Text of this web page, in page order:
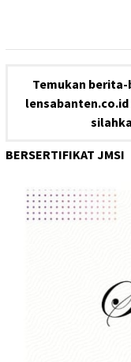
Temukan
lensabanten.co.id
BERSERTIFIKAT JMSI